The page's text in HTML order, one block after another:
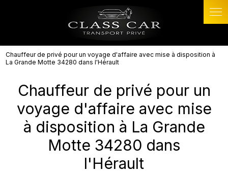
Chauffeur de privé pour un voyage d'affaire avec mise à disposition à
La Grande Motte 34280 dans l'Hérault
Chauffeur de privé pour un
voyage d'affaire avec mise
à disposition à La Grande
Motte 34280 dans
l'Hérault